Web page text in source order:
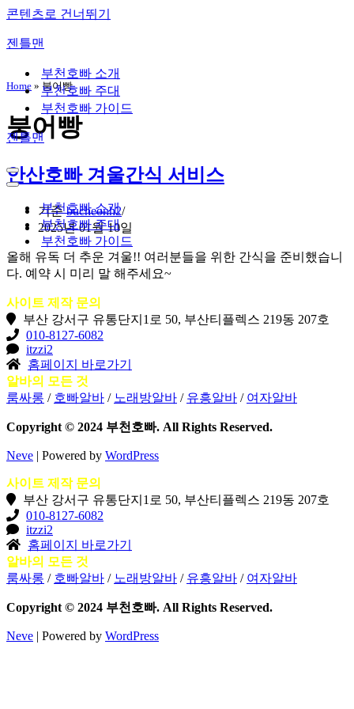
콘텐츠로 건너뛰기
젠틀맨
부천호빠 소개
부천호빠 주대
부천호빠 가이드
젠틀맨
내
비
뉴
내
메
뉴
부천호빠 소개
부천호빠 주대
부천호빠 가이드
Home » 붕어빵
붕어빵
안산호빠 겨울간식 서비스
기준bucheonh2
2025년 01월 10일
올해 유독 더 추운 겨울!! 여러분들을 위한 간식을 준비했습니
다. 예약 시 미리 말 해주세요~
사이트 제작 문의
부산 강서구 유통단지1로 50, 부산티플렉스 219동 207호
010-8127-6082
itzzi2
홈페이지 바로가기
알바의 모든 것
룸싸롱 / 호빠알바 / 노래방알바 / 유흥알바 / 여자알바
Copyright © 2024 부천호빠. All Rights Reserved.
Neve | Powered by WordPress
사이트 제작 문의
부산 강서구 유통단지1로 50, 부산티플렉스 219동 207호
010-8127-6082
itzzi2
홈페이지 바로가기
알바의 모든 것
룸싸롱 / 호빠알바 / 노래방알바 / 유흥알바 / 여자알바
Copyright © 2024 부천호빠. All Rights Reserved.
Neve | Powered by WordPress